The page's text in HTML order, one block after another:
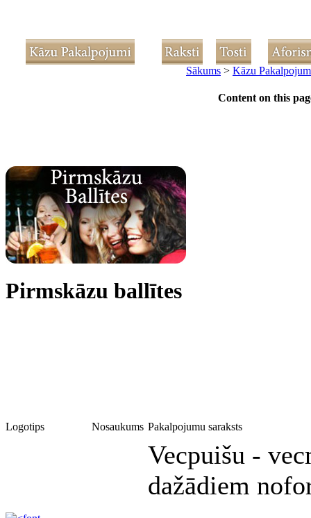
Sākums > Kāzu
Content on this
Pirmskāzu ballītes
Logotips Nosaukums Pakalpojumu saraksts
Vecpuišu -
dažādiem